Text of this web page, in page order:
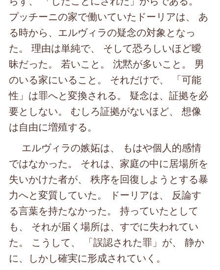
プッチーニの家で働いていたドーリアは、 あ
る時から、エルヴィラの疑念の対象となっ
た。 理由は単純で、 そして恐ろしいほど曖
昧だった。 若いこと。 沈黙が多いこと。 男
のいる家にいること。 それだけで、 「可能
性」は罪へと変換される。 疑念は、証拠を必
要としない。 むしろ証拠がないほど、 想像
は自由に増殖する。
エルヴィラの嫉妬は、 もはや個人的感情
ではなかった。 それは、家庭の中に居場所を
失いかけた者が、 秩序を回復しようとする暴
力へと変質していた。 ドーリアは、 反論す
る言葉を持たなかった。 持っていたとして
も、 それが届く場所は、すでに失われてい
た。 こうして、 「誤認された罪」が、 静か
に、しかし確実に形成されていく。